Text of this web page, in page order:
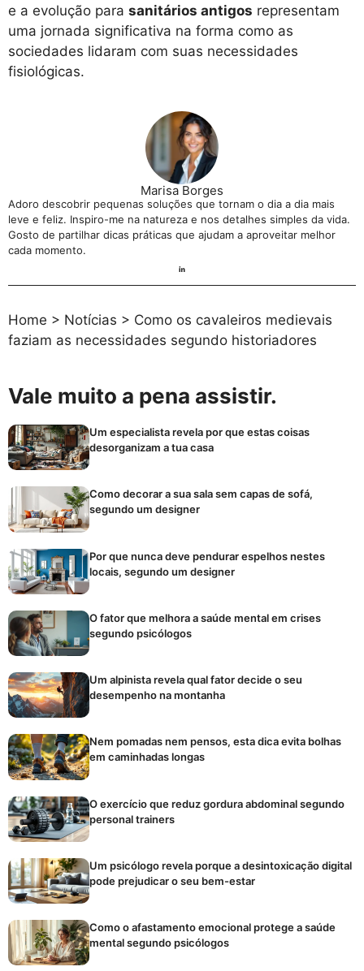
e a evolução para sanitários antigos representam
uma jornada significativa na forma como as
sociedades lidaram com suas necessidades
fisiológicas.
Marisa Borges
Adoro descobrir pequenas soluções que tornam o dia a dia mais
leve e feliz. Inspiro-me na natureza e nos detalhes simples da vida.
Gosto de partilhar dicas práticas que ajudam a aproveitar melhor
cada momento.
Home > Notícias > Como os cavaleiros medievais
faziam as necessidades segundo historiadores
Vale muito a pena assistir.
Um especialista revela por que estas coisas
desorganizam a tua casa
Como decorar a sua sala sem capas de sofá,
segundo um designer
Por que nunca deve pendurar espelhos nestes
locais, segundo um designer
O fator que melhora a saúde mental em crises
segundo psicólogos
Um alpinista revela qual fator decide o seu
desempenho na montanha
Nem pomadas nem pensos, esta dica evita bolhas
em caminhadas longas
O exercício que reduz gordura abdominal segundo
personal trainers
Um psicólogo revela porque a desintoxicação digital
pode prejudicar o seu bem-estar
Como o afastamento emocional protege a saúde
mental segundo psicólogos